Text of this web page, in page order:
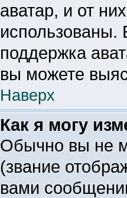
аватар, и от
поддержка
вы можете
Наверх
Как я могу
Обычно вы не
(звание
вами